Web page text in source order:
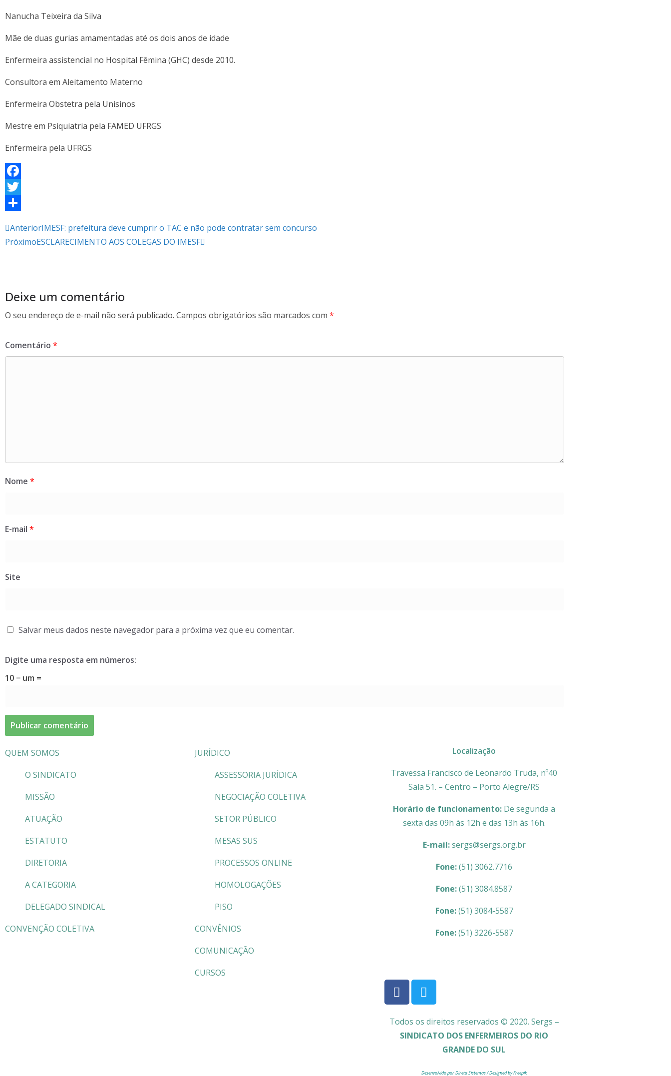
Nanucha Teixeira da Silva
Mãe de duas gurias amamentadas até os dois anos de idade
Enfermeira assistencial no Hospital Fêmina (GHC) desde 2010.
Consultora em Aleitamento Materno
Enfermeira Obstetra pela Unisinos
Mestre em Psiquiatria pela FAMED UFRGS
Enfermeira pela UFRGS
F
a
k
T
r
AnteriorIMESF: prefeitura deve cumprir o TAC e não pode contratar sem concurso
PróximoESCLARECIMENTO AOS COLEGAS DO IMESF
Deixe um comentário
O seu endereço de e-mail não será publicado. Campos obrigatórios são marcados com *
Comentário *
Nome *
E-mail *
Site
Salvar meus dados neste navegador para a próxima vez que eu comentar.
Digite uma resposta em números:
10 − um =
QUEM SOMOS
O SINDICATO
MISSÃO
ATUAÇÃO
ESTATUTO
DIRETORIA
A CATEGORIA
DELEGADO SINDICAL
CONVENÇÃO COLETIVA
JURÍDICO
ASSESSORIA JURÍDICA
NEGOCIAÇÃO COLETIVA
SETOR PÚBLICO
MESAS SUS
PROCESSOS ONLINE
HOMOLOGAÇÕES
PISO
CONVÊNIOS
COMUNICAÇÃO
CURSOS
Localização
Travessa Francisco de Leonardo Truda, nº40
Sala 51. – Centro – Porto Alegre/RS
Horário de funcionamento: De segunda a
sexta das 09h às 12h e das 13h às 16h.
E-mail:sergs@sergs.org.br
Fone:(51) 3062.7716
Fone:(51) 3084.8587
Fone:(51) 3084-5587
Fone:(51) 3226-5587
Todos os direitos reservados © 2020. Sergs –
SINDICATO DOS ENFERMEIROS DO RIO
GRANDE DO SUL
Desenvolvido por Direta Sistemas /Designed by Freepik